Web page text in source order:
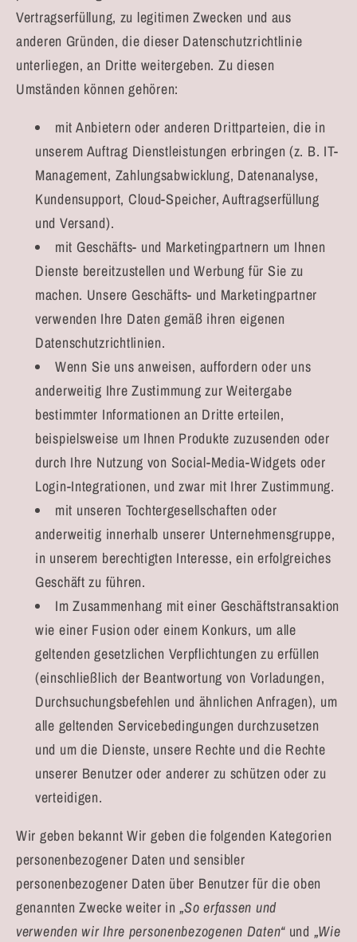
Vertragserfüllung, zu legitimen Zwecken und aus
anderen Gründen, die dieser Datenschutzrichtlinie
unterliegen, an Dritte weitergeben. Zu diesen
Umständen können gehören:
mit Anbietern oder anderen Drittparteien, die in
unserem Auftrag Dienstleistungen erbringen (z. B. IT-
Management, Zahlungsabwicklung, Datenanalyse,
Kundensupport, Cloud-Speicher, Auftragserfüllung
und Versand).
mit Geschäfts- und Marketingpartnern um Ihnen
Dienste bereitzustellen und Werbung für Sie zu
machen. Unsere Geschäfts- und Marketingpartner
verwenden Ihre Daten gemäß ihren eigenen
Datenschutzrichtlinien.
Wenn Sie uns anweisen, auffordern oder uns
anderweitig Ihre Zustimmung zur Weitergabe
bestimmter Informationen an Dritte erteilen,
beispielsweise um Ihnen Produkte zuzusenden oder
durch Ihre Nutzung von Social-Media-Widgets oder
Login-Integrationen, und zwar mit Ihrer Zustimmung.
mit unseren Tochtergesellschaften oder
anderweitig innerhalb unserer Unternehmensgruppe,
in unserem berechtigten Interesse, ein erfolgreiches
Geschäft zu führen.
Im Zusammenhang mit einer Geschäftstransaktion
wie einer Fusion oder einem Konkurs, um alle
geltenden gesetzlichen Verpflichtungen zu erfüllen
(einschließlich der Beantwortung von Vorladungen,
Durchsuchungsbefehlen und ähnlichen Anfragen), um
alle geltenden Servicebedingungen durchzusetzen
und um die Dienste, unsere Rechte und die Rechte
unserer Benutzer oder anderer zu schützen oder zu
verteidigen.
Wir geben bekannt Wir geben die folgenden Kategorien
personenbezogener Daten und sensibler
personenbezogener Daten über Benutzer für die oben
genannten Zwecke weiter in„So erfassen und
verwenden wir Ihre personenbezogenen Daten“und „Wie